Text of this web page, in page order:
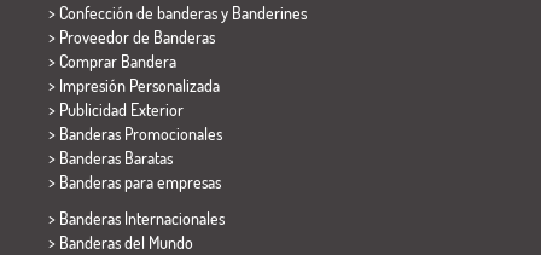
> Confección de banderas y Banderines
> Proveedor de Banderas
> Comprar Bandera
> Impresión Personalizada
> Publicidad Exterior
> Banderas Promocionales
> Banderas Baratas
> Banderas para empresas
> Banderas Internacionales
> Banderas del Mundo